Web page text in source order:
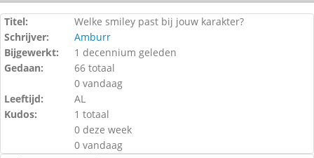
Titel:
Welke smiley past bij jouw karakter?
Schrijver:
Amburr
Bijgewerkt:
1 decennium geleden
Gedaan:
66 totaal
0 vandaag
Leeftijd:
AL
Kudos:
1 totaal
0 deze week
0 vandaag